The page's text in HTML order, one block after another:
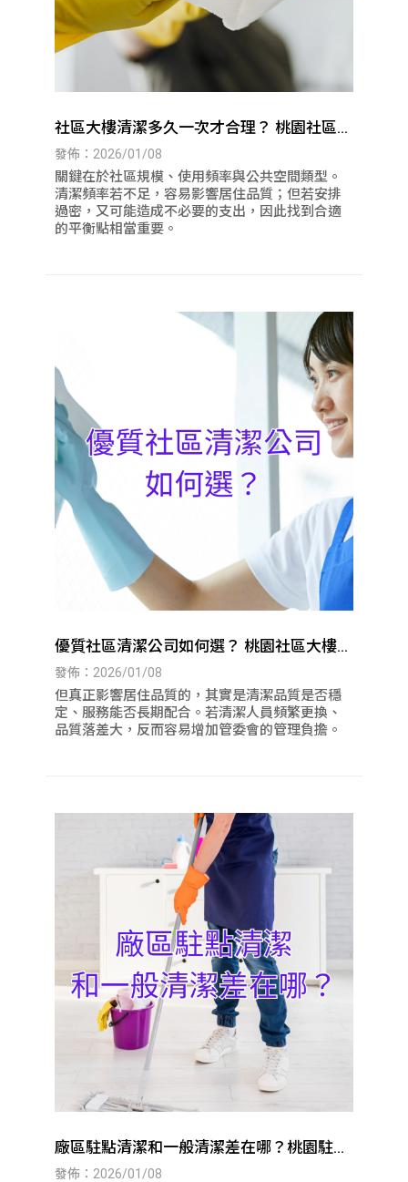
社區大樓清潔多久一次才合理？ 桃園社區大
樓清潔｜八德社區大樓清潔
發佈：2026/01/08
關鍵在於社區規模、使用頻率與公共空間類型。
清潔頻率若不足，容易影響居住品質；但若安排
過密，又可能造成不必要的支出，因此找到合適
的平衡點相當重要。
優質社區清潔公司如何選？ 桃園社區大樓清
潔｜八德社區大樓清潔
發佈：2026/01/08
但真正影響居住品質的，其實是清潔品質是否穩
定、服務能否長期配合。若清潔人員頻繁更換、
品質落差大，反而容易增加管委會的管理負擔。
廠區駐點清潔和一般清潔差在哪？桃園駐點
清潔｜八德駐點清潔
發佈：2026/01/08